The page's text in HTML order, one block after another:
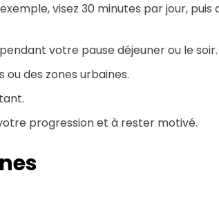
visez 30 minutes par jour, puis
votre pause déjeuner ou le soir.
des zones urbaines.
progression et à rester motivé.